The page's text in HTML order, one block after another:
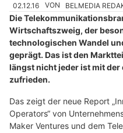
02.12.16 VON BELMEDIA
Die
Wirtschaftszweig, der
technologischen Wandel
geprägt. Das ist den
längst nicht jeder ist mit
zufrieden.
Das zeigt der neue Report
Operators“ von
Maker Ventures und dem